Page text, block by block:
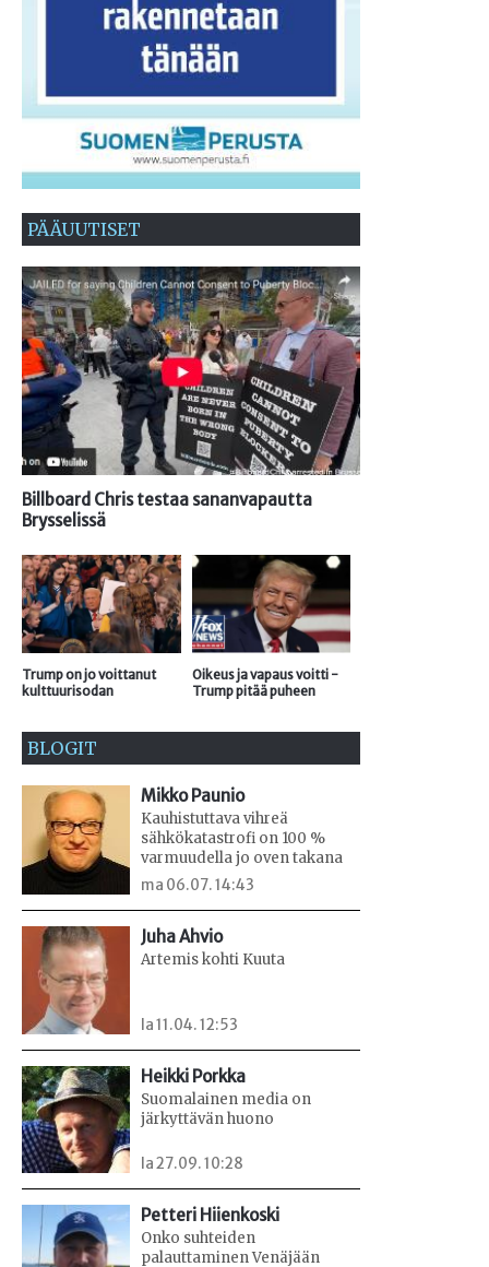
PÄÄUUTISET
Billboard Chris testaa sananvapautta
Brysselissä
Trump on jo voittanut
kulttuurisodan
Oikeus ja vapaus voitti -
Trump pitää puheen
BLOGIT
Mikko Paunio
Kauhistuttava vihreä
sähkökatastrofi on 100 %
varmuudella jo oven takana
ma 06.07. 14:43
Juha Ahvio
Artemis kohti Kuuta
la 11.04. 12:53
Heikki Porkka
Suomalainen media on
järkyttävän huono
la 27.09. 10:28
Petteri Hiienkoski
Onko suhteiden
palauttaminen Venäjään